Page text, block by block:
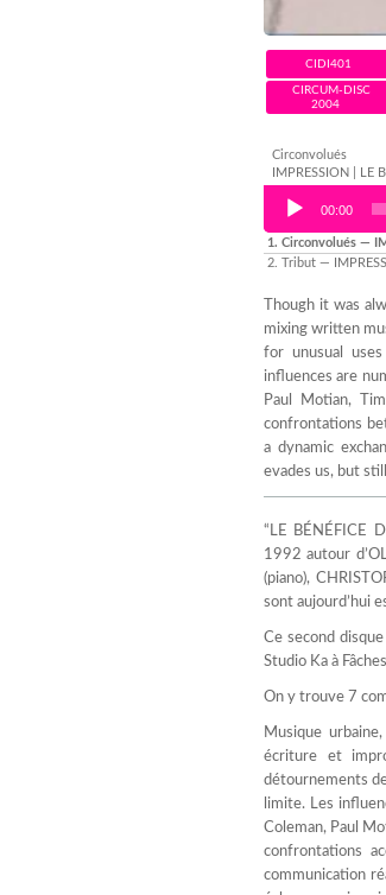
CIDI401
CIRCUM-DISC
2004
Circonvolués
IMPRESSION | LE
Audio Player
00:00
1. Circonvolués —
2. Tribut —
Though it was
mixing written
for unusual
influences are
Paul Motian,
confrontations
a dynamic
evades us, but
“LE BÉNÉFICE
1992 autour
(piano),
sont aujourd’hui
Ce second
Studio Ka à
On y trouve 7
Musique
écriture et
détournements
limite. Les
Coleman, Paul
confrontations
communication